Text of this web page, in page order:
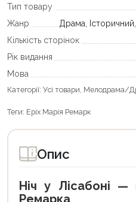
Тип товару
Жанр
Драма,
Кількість сторінок
Рік видання
Мова
Категорії: Усі товари, Мелодрама/
Теги: Еріх Марія Ремарк
Опис
Ніч у Лісабоні —
Ремарка